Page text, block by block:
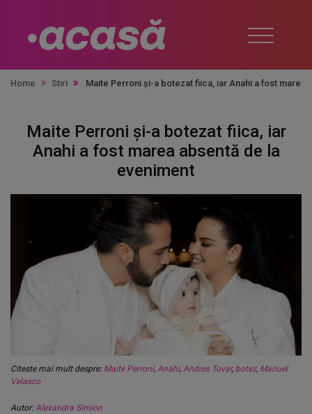
Home Stiri Maite Perroni și-a botezat fiica, iar Anahi a fost marea
Maite Perroni și-a botezat fiica, iar
Anahi a fost marea absentă de la
eveniment
Citeste mai mult despre: Maite Perroni, Anahi, Andres Tovar, botez, Manuel
Velasco
Autor:Alexandra Simion